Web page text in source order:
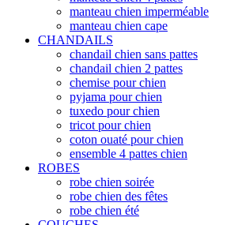
manteau chien imperméable
manteau chien cape
CHANDAILS
chandail chien sans pattes
chandail chien 2 pattes
chemise pour chien
pyjama pour chien
tuxedo pour chien
tricot pour chien
coton ouaté pour chien
ensemble 4 pattes chien
ROBES
robe chien soirée
robe chien des fêtes
robe chien été